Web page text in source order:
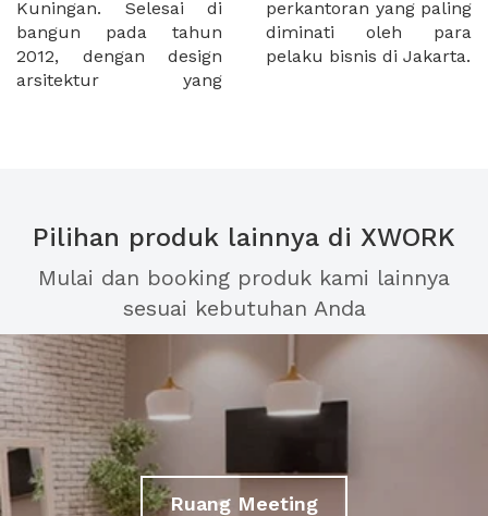
Kuningan. Selesai di
bangun pada tahun
2012, dengan design
arsitektur yang
perkantoran yang paling
diminati oleh para
pelaku bisnis di Jakarta.
Pilihan produk lainnya di XWORK
Mulai dan booking produk kami lainnya
sesuai kebutuhan Anda
Ruang Meeting